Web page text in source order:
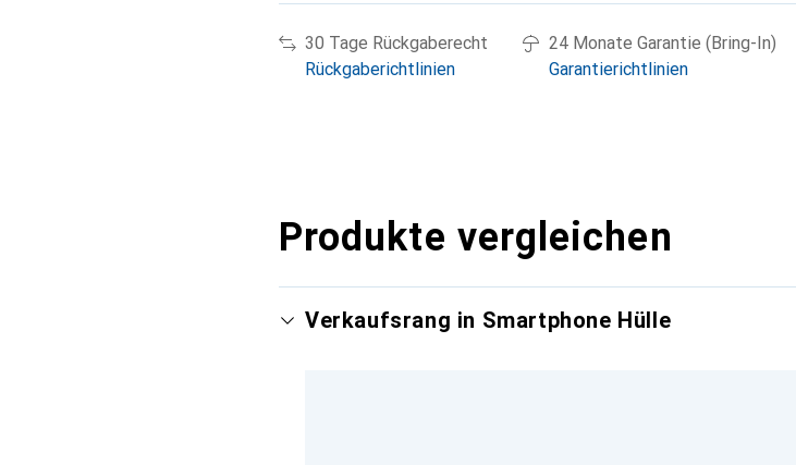
30 Tage Rückgaberecht
Rückgaberichtlinien
24 Monate Garantie (Bring-In)
Garantierichtlinien
Produkte vergleichen
Verkaufsrang in Smartphone Hülle